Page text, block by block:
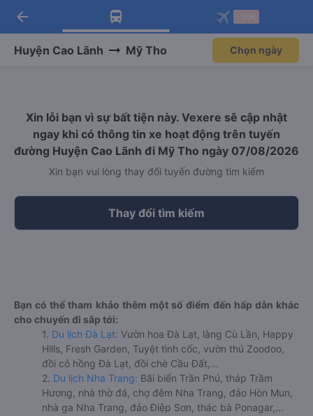
Tải app Vexere ngay!
Nhận ưu đãi thành viên độc
Mở app
Tải app Vexere
-30k/ghế khi đặt vé máy bay qua
Mở app
arrow_back
Huyện Cao Lãnh Mỹ Tho Chọn ngày
Xin lỗi bạn vì sự bất tiện này. Vexere sẽ cập nhật
ngay khi có thông tin xe hoạt động trên tuyến
đường Huyện Cao Lãnh đi Mỹ Tho ngày 07/08/2026
Xin bạn vui lòng thay đổi tuyến đường tìm kiếm
Thay đổi tìm kiếm
Bạn có thể tham khảo thêm một số điểm đến hấp dẫn khác
cho chuyến đi sắp tới:
1. Du lịch Đà Lạt: Vườn hoa Đà Lạt, làng Cù Lần, Happy
Hills, Fresh Garden, Tuyệt tình cốc, vườn thú Zoodoo,
đồi cỏ hồng Đà Lạt, đồi chè Cầu Đất,...
2. Du lịch Nha Trang: Bãi biển Trần Phú, tháp Trầm
Hương, nhà thờ đá, chợ đêm Nha Trang, đảo Hòn Mun,
nhà ga Nha Trang, đảo Điệp Sơn, thác bà Ponagar,...